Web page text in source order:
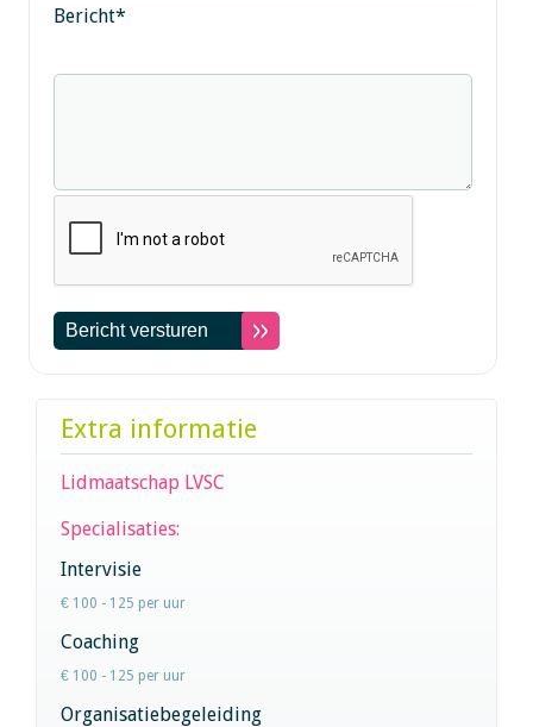
Bericht*
Extra informatie
Lidmaatschap LVSC
Specialisaties:
Intervisie
€ 100 - 125 per uur
Coaching
€ 100 - 125 per uur
Organisatiebegeleiding